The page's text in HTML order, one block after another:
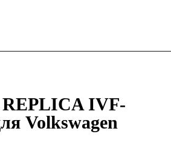
IVF-
Volkswagen